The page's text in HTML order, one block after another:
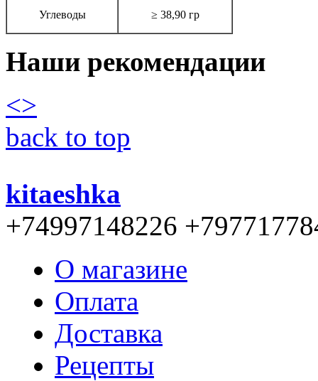
Углеводы
≥ 38,90 гр
Наши рекомендации
<>
back to top
kitaeshka
+74997148226
О магазине
Оплата
Доставка
Рецепты